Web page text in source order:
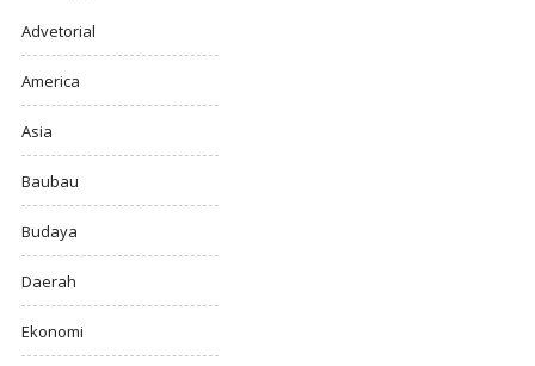
Advetorial
America
Asia
Baubau
Budaya
Daerah
Ekonomi